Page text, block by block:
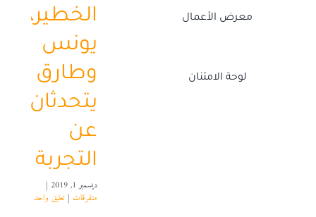
معرض الأعمال
لوحة الامتنان
الخطير،
يونس
وطارق
يتحدثان
عن
التجربة
ديسمبر 1, 2019
|
متفرقات | تعليق واحد